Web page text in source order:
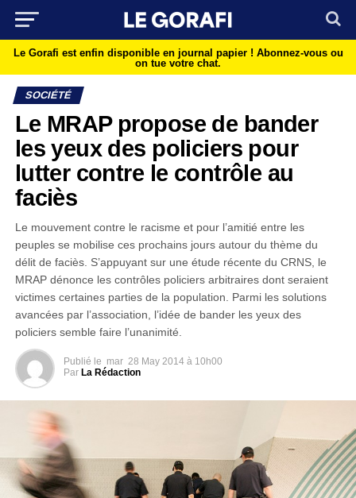
Le Gorafi est enfin disponible en journal papier ! Abonnez-vous ou
on tue votre chat.
SOCIÉTÉ
Le MRAP propose de bander
les yeux des policiers pour
lutter contre le contrôle au
faciès
Le mouvement contre le racisme et pour l’amitié entre les
peuples se mobilise ces prochains jours autour du thème du
délit de faciès. S’appuyant sur une étude récente du CRNS, le
MRAP dénonce les contrôles policiers arbitraires dont seraient
victimes certaines parties de la population. Parmi les solutions
avancées par l’association, l’idée de bander les yeux des
policiers semble faire l’unanimité.
Publié le mar 28 May 2014 à 10h00
Par La Rédaction